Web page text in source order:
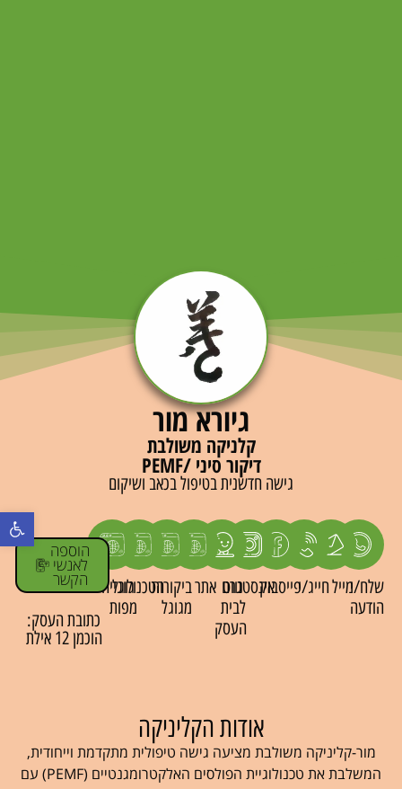
גיורא מור
קלניקה משולבת
דיקור סיני /PEMF
גישה חדשנית בטיפול בכאב ושיקום
שלח/י
הודעה
מיילחייג/יפייסבוקאינסטגרם
נווט
לבית
העסק
אתרביקורות
מגוגל
הטכנולוגייה
גוגל
מפות
הוספה
לאנשי
הקשר
כתובת העסק:
הוכמן 12 אילת
אודות הקליניקה
מור-קליניקה משולבת מציעה גישה טיפולית מתקדמת וייחודית,
המשלבת את טכנולוגיית הפולסים האלקטרומגנטיים (PEMF) עם
פתח